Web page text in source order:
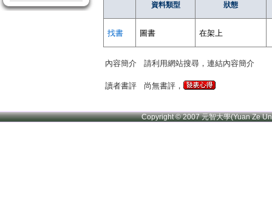
資料類型 狀態
找書 圖書 在架上
內容簡介 請利用網站搜尋，連結內容簡介
讀者書評 尚無書評，
Copyright © 2007 元智大學(Yuan Ze